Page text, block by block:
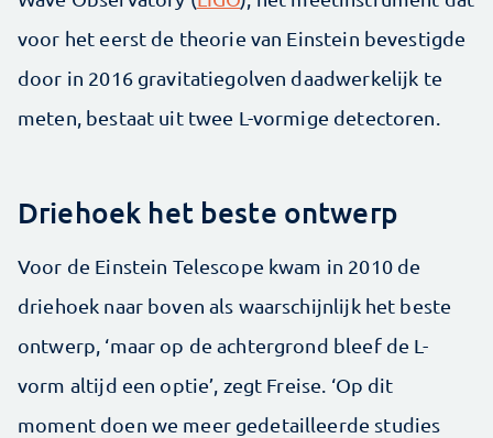
voor het eerst de theorie van Einstein bevestigde
door in 2016 gravitatiegolven daadwerkelijk te
meten, bestaat uit twee L-vormige detectoren.
Driehoek het beste ontwerp
Voor de Einstein Telescope kwam in 2010 de
driehoek naar boven als waarschijnlijk het beste
ontwerp, ‘maar op de achtergrond bleef de L-
vorm altijd een optie’, zegt Freise. ‘Op dit
moment doen we meer gedetailleerde studies